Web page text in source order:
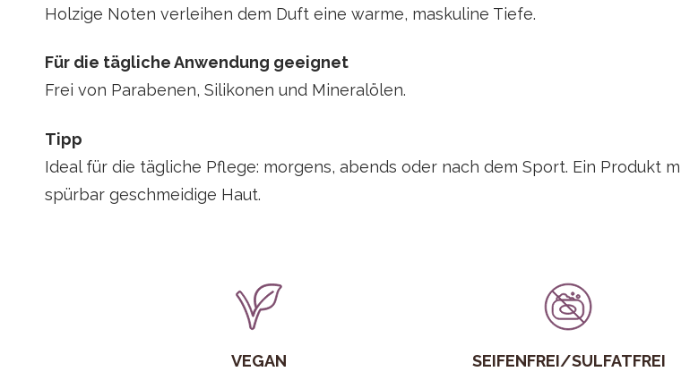
Holzige Noten verleihen dem Duft eine warme, maskuline Tiefe.
Für die tägliche Anwendung geeignet
Frei von Parabenen, Silikonen und Mineralölen.
Tipp
Ideal für die tägliche Pflege: morgens, abends oder nach dem Sport. Ein Produkt
spürbar geschmeidige Haut.
VEGAN SEIFENFREI/SULFATFREI